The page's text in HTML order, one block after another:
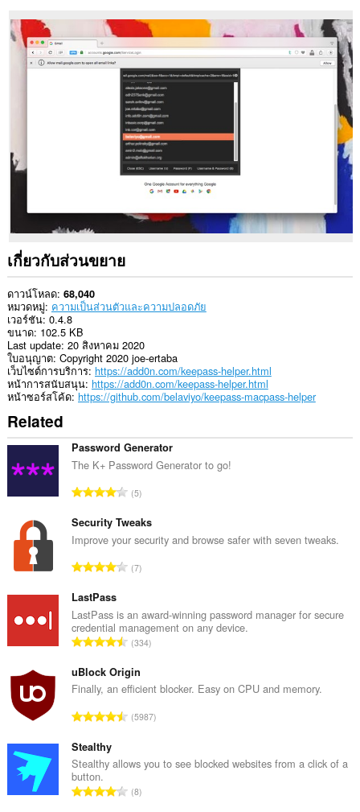
สามารถ
เข้า
ถึง
ข้อมูล
extension
can
other
than
Opera.
This
extension
can
create
rich
notifications
and
display
them
to
you
in
the
tray.
ส่วน
สามารถ
เข้า
แท็บ
กิจกรรม
การ
ท่อง
ของ
เกี่ยวกับส่วนขยาย
ดาวน์โหลด 68,040
หมวดหมู่ ความเป็นส่วนตัวและความปลอดภัย
เวอร์ชัน 0.4.8
ขนาด 102.5 KB
Last update 20 สิงหาคม 2020
ใบอนุญาต Copyright 2020 joe-ertaba
เว็บไซต์การบริการ https://add0n.com/keepass-helper.html
หน้าการสนับสนุน https://add0n.com/keepass-helper.html
หน้าซอร์สโค้ด https://github.com/belaviyo/keepass-macpass-helper
Related
Password Generator
The K+ Password Generator to go!
จำ
ว
น
ะ
น
ร
ว
ม
ทั้
ห
:
5
Security Tweaks
Improve your security and browse safer with seven tweaks.
จำ
น
ค
ะ
น
น
ร
ว
ทั้
ห
7
LastPass
LastPass is an award-winning password manager for secure
credential management on any device.
จำ
ว
น
ะ
น
ร
ว
334
uBlock Origin
Finally, an efficient blocker. Easy on CPU and memory.
จำ
น
ะ
5987
Stealthy
Stealthy allows you to see blocked websites from a click of a
button.
จำ
8